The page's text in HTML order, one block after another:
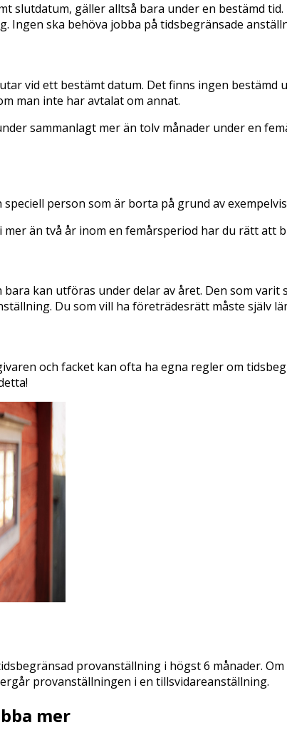
slutdatum, gäller alltså bara under en bestämd
Ingen ska behöva jobba på tidsbegränsade
vid ett bestämt datum. Det finns ingen
man inte har avtalat om annat.
sammanlagt mer än tolv månader under en
person som är borta på grund av
än två år inom en femårsperiod har du rätt att
kan utföras under delar av året. Den som
Du som vill ha företrädesrätt måste själv
och facket kan ofta ha egna regler om
provanställning i högst 6 månader.
provanställningen i en tillsvidareanställning.
mer